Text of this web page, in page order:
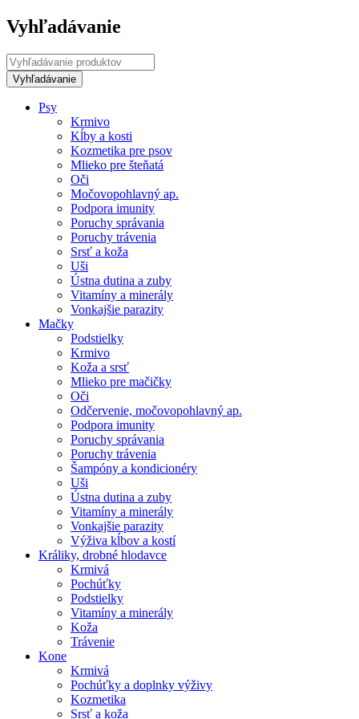
Vyhľadávanie
Psy
Krmivo
Kĺby a kosti
Kozmetika pre psov
Mlieko pre šteňatá
Oči
Močovopohlavný ap.
Podpora imunity
Poruchy správania
Poruchy trávenia
Srsť a koža
Uši
Ústna dutina a zuby
Vitamíny a minerály
Vonkajšie parazity
Mačky
Podstielky
Krmivo
Koža a srsť
Mlieko pre mačičky
Oči
Odčervenie, močovopohlavný ap.
Podpora imunity
Poruchy správania
Poruchy trávenia
Šampóny a kondicionéry
Uši
Ústna dutina a zuby
Vitamíny a minerály
Vonkajšie parazity
Výživa kĺbov a kostí
Králiky, drobné hlodavce
Krmivá
Pochúťky
Podstielky
Vitamíny a minerály
Koža
Trávenie
Kone
Krmivá
Pochúťky a doplnky výživy
Kozmetika
Srsť a koža